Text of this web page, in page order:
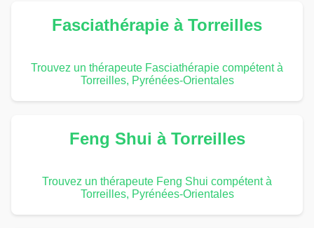
Fasciathérapie à Torreilles
Trouvez un thérapeute Fasciathérapie compétent à
Torreilles, Pyrénées-Orientales
Feng Shui à Torreilles
Trouvez un thérapeute Feng Shui compétent à
Torreilles, Pyrénées-Orientales